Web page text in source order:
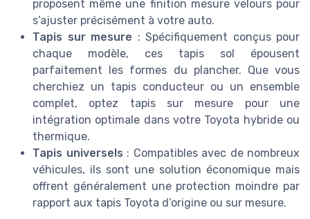
proposent même une finition mesure velours pour
s’ajuster précisément à votre auto.
Tapis sur mesure : Spécifiquement conçus pour
chaque modèle, ces tapis sol épousent
parfaitement les formes du plancher. Que vous
cherchiez un tapis conducteur ou un ensemble
complet, optez tapis sur mesure pour une
intégration optimale dans votre Toyota hybride ou
thermique.
Tapis universels : Compatibles avec de nombreux
véhicules, ils sont une solution économique mais
offrent généralement une protection moindre par
rapport aux tapis Toyota d’origine ou sur mesure.